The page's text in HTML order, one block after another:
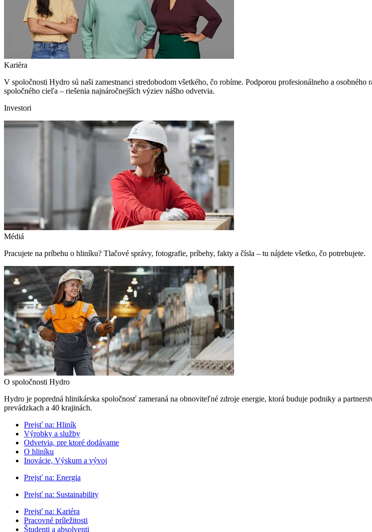
Kariéra
V spoločnosti Hydro sú naši zamestnanci stredobodom všetkého, čo robíme. Podporou profesionálneho a
spoločného cieľa – riešenia najnáročnejších výziev nášho odvetvia.
Investori
Médiá
Pracujete na príbehu o hliníku? Tlačové správy, fotografie, príbehy, fakty a čísla – tu nájdete všetko, čo potrebujete.
O spoločnosti Hydro
Hydro je popredná hlinikárska spoločnosť zameraná na obnoviteľné zdroje energie, ktorá buduje podniky a
prevádzkach a 40 krajinách.
Prejsť na: Hliník
Výrobky a služby
Odvetvia, pre ktoré dodávame
O hliníku
Inovácie, Výskum a vývoj
Prejsť na: Energia
Prejsť na: Sustainability
Prejsť na: Kariéra
Pracovné príležitosti
Študenti a absolventi